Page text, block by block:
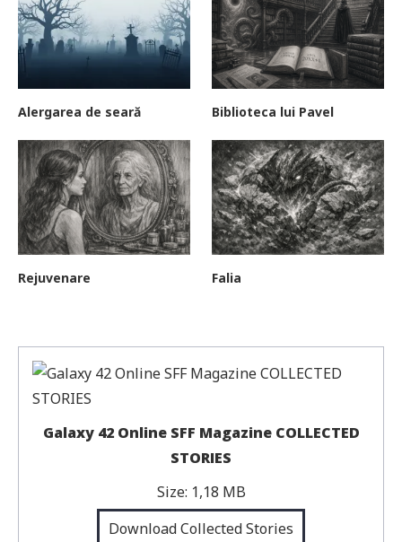
Alergarea de seară Biblioteca lui Pavel
Rejuvenare Falia
Galaxy 42 Online SFF Magazine COLLECTED
STORIES
Size: 1,18 MB
Download Collected Stories